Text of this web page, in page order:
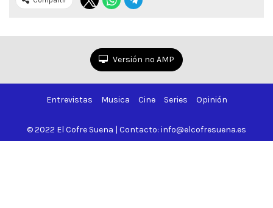
Versión no AMP
Entrevistas Musica Cine Series Opinión
© 2022 El Cofre Suena | Contacto: info@elcofresuena.es